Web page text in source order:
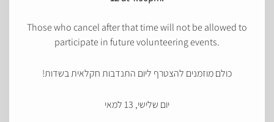
Those who cancel after that time will not be allowed to
participate in future volunteering events.
כולם מוזמנים להצטרף ליום התנדבות חקלאית בשדות!
יום שלישי, 13 למאי